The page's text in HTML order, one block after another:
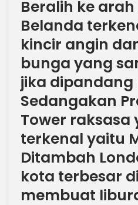
Beralih ke
Belanda
kincir angin
bunga yang
jika dipandang
Sedangakan
Tower
terkenal yaitu
Ditambah
kota terbesar
membuat